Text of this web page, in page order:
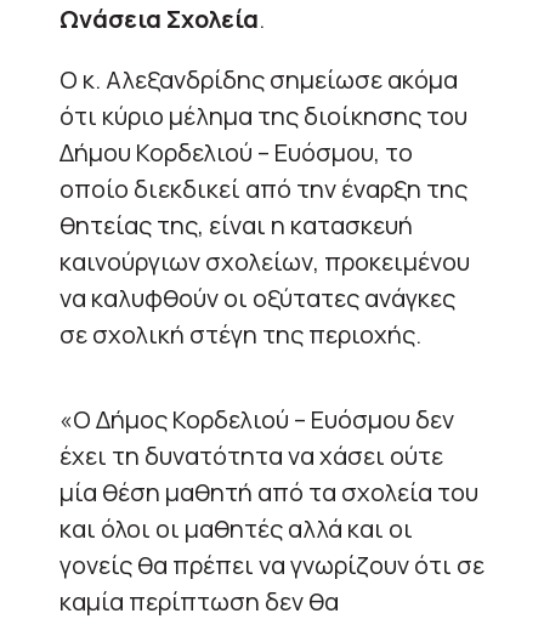
Ωνάσεια Σχολεία.
Ο κ. Αλεξανδρίδης σημείωσε ακόμα
ότι κύριο μέλημα της διοίκησης του
Δήμου Κορδελιού – Ευόσμου, το
οποίο διεκδικεί από την έναρξη της
θητείας της, είναι η κατασκευή
καινούργιων σχολείων, προκειμένου
να καλυφθούν οι οξύτατες ανάγκες
σε σχολική στέγη της περιοχής.
«Ο Δήμος Κορδελιού – Ευόσμου δεν
έχει τη δυνατότητα να χάσει ούτε
μία θέση μαθητή από τα σχολεία του
και όλοι οι μαθητές αλλά και οι
γονείς θα πρέπει να γνωρίζουν ότι σε
καμία περίπτωση δεν θα